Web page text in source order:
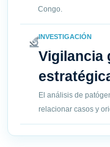
Congo.
INVESTIGACIÓN
Vigilancia
El análisis de
relacionar casos y